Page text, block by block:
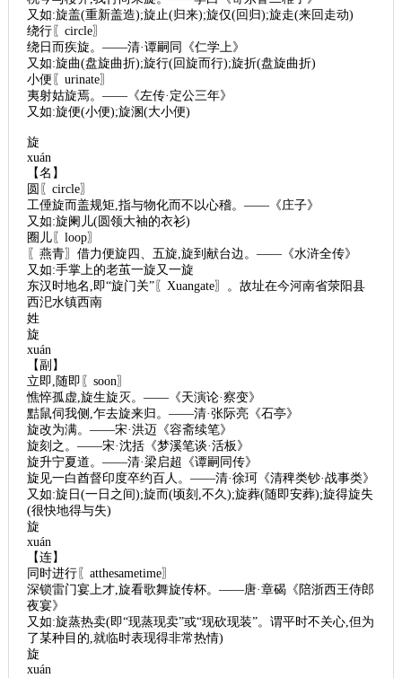
又如:旋盖(重新盖造);旋止(归来);旋仅(回归);旋走(来回走动)
绕行〖circle〗
绕日而疾旋。——清·谭嗣同《仁学上》
又如:旋曲(盘旋曲折);旋行(回旋而行);旋折(盘旋曲折)
小便〖urinate〗
夷射姑旋焉。——《左传·定公三年》
又如:旋便(小便);旋溷(大小便)
旋
xuán
【名】
圆〖circle〗
工倕旋而盖规矩,指与物化而不以心稽。——《庄子》
又如:旋阑儿(圆领大袖的衣衫)
圈儿〖loop〗
〖燕青〗借力便旋四、五旋,旋到献台边。——《水浒全传》
又如:手掌上的老茧一旋又一旋
东汉时地名,即“旋门关”〖Xuangate〗。故址在今河南省荥阳县
西汜水镇西南
姓
旋
xuán
【副】
立即,随即〖soon〗
憔悴孤虚,旋生旋灭。——《天演论·察变》
黠鼠伺我侧,乍去旋来归。——清·张际亮《石亭》
旋改为满。——宋·洪迈《容斋续笔》
旋刻之。——宋·沈括《梦溪笔谈·活板》
旋升宁夏道。——清·梁启超《谭嗣同传》
旋见一白酋督印度卒约百人。——清·徐珂《清稗类钞·战事类》
又如:旋日(一日之间);旋而(顷刻,不久);旋葬(随即安葬);旋得旋失
(很快地得与失)
旋
xuán
【连】
同时进行〖atthesametime〗
深锁雷门宴上才,旋看歌舞旋传杯。——唐·章碣《陪浙西王侍郎
夜宴》
又如:旋蒸热卖(即“现蒸现卖”或“现砍现装”。谓平时不关心,但为
了某种目的,就临时表现得非常热情)
旋
xuán